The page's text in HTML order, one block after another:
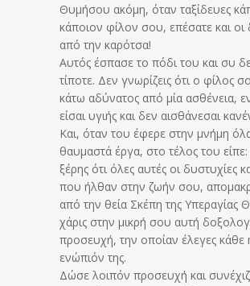
Θυμήσου ακόμη, όταν ταξίδευες
κάποιον φίλον σου, επέσατε και
από την καρότσα!
Αυτός έσπασε το πόδι του και συ
τίποτε. Δεν γνωρίζεις ότι ο φίλος
κάτω αδύνατος από μία ασθένεια,
είσαι υγιής και δεν αισθάνεσαι
Και, όταν του έφερε στην μνήμη
θαυμαστά έργα, στο τέλος του
ξέρης ότι όλες αυτές οι δυστυχίες
που ήλθαν στην ζωήν σου,
από την θεία Σκέπη της Υπεραγίας
χάρις στην μικρή σου αυτή
προσευχή, την οποίαν έλεγες κάθε
ενώπιόν της.
Δώσε λοιπόν προσευχή και